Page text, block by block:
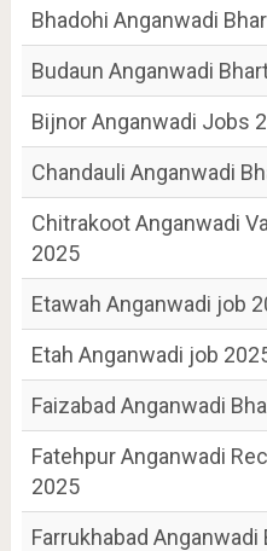
Bhadohi Anganwadi
Budaun Anganwadi
Bijnor Anganwadi Jobs
Chandauli Anganwadi
Chitrakoot Anganwadi
2025
Etawah Anganwadi job
Etah Anganwadi job
Faizabad Anganwadi
Fatehpur Anganwadi
2025
Farrukhabad Anganwadi